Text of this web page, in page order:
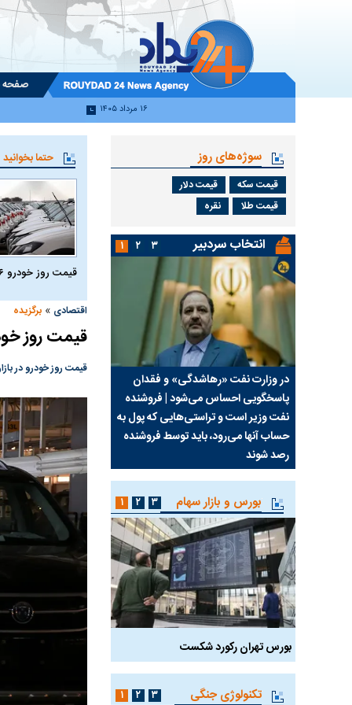
۱۶ مرداد ۱۴۰۵
حتما بخوانید
قیمت روز خودرو ۱۶ مرداد ۱۴۰۵
اقتصادی » برگزیده
قیمت روز خودرو ۱۱
قیمت روز خودرو در بازار ۱۱ تیر ۱۴۰۵ را در جداول زیر
سوژه‌های روز
قیمت سکه
قیمت دلار
قیمت طلا
نقره
انتخاب سردبیر
در وزارت نفت «رهاشدگی» و فقدان
پاسخگویی احساس می‌شود | فروشنده
نفت وزیر است و تراستی‌هایی که پول به
حساب آنها می‌رود، باید توسط فروشنده
رصد شوند
چرا رویای آمریکایی
نابودی محور
واشنگتن را زمین زد
۱ ۲ ۳
بورس و بازار سهام
بورس تهران رکورد شکست سیگنال مثبت دیپلماسی
۱ ۲ ۳
تکنولوژی جنگی ۱ ۲ ۳